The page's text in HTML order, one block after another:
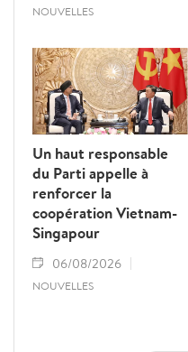
NOUVELLES
Un haut responsable
du Parti appelle à
renforcer la
coopération Vietnam-
Singapour
06/08/2026
NOUVELLES